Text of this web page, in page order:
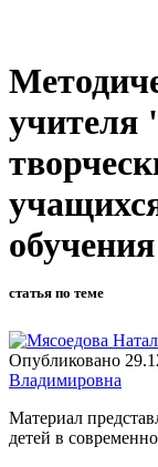
учителя
статья по теме
Опубликовано
Владимировна
Материал
детей в